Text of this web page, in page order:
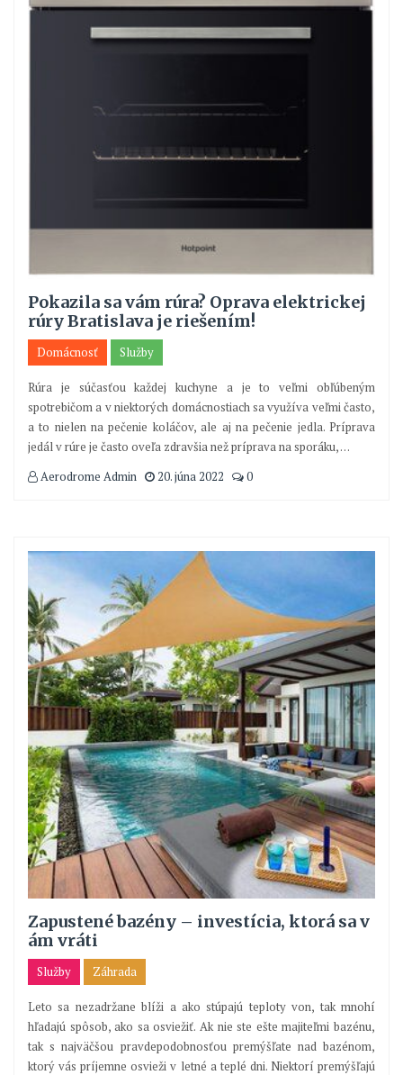
Pokazila sa vám rúra? Oprava elektrickej
rúry Bratislava je riešením!
Domácnosť Služby
Rúra je súčasťou každej kuchyne a je to veľmi obľúbeným
spotrebičom a v niektorých domácnostiach sa využíva veľmi často,
a to nielen na pečenie koláčov, ale aj na pečenie jedla. Príprava
jedál v rúre je často oveľa zdravšia než príprava na sporáku,…
Aerodrome Admin
20. júna 2022 0
Zapustené bazény – investícia, ktorá sa v
ám vráti
Služby Záhrada
Leto sa nezadržane blíži a ako stúpajú teploty von, tak mnohí
hľadajú spôsob, ako sa osviežiť. Ak nie ste ešte majiteľmi bazénu,
tak s najväčšou pravdepodobnosťou premýšľate nad bazénom,
ktorý vás príjemne osvieži v letné a teplé dni. Niektorí premýšľajú